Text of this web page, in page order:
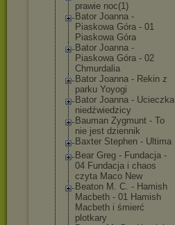
prawie noc(1)
Bator Joanna -
Piaskowa Góra - 01
Piaskowa Góra
Bator Joanna -
Piaskowa Góra - 02
Chmurdalia
Bator Joanna - Rekin z
parku Yoyogi
Bator Joanna - Ucieczka
niedźwiedzicy
Bauman Zygmunt - To
nie jest dziennik
Baxter Stephen - Ultima
Bear Greg - Fundacja -
04 Fundacja i chaos
czyta Maco New
Beaton M. C. - Hamish
Macbeth - 01 Hamish
Macbeth i śmierć
plotkary